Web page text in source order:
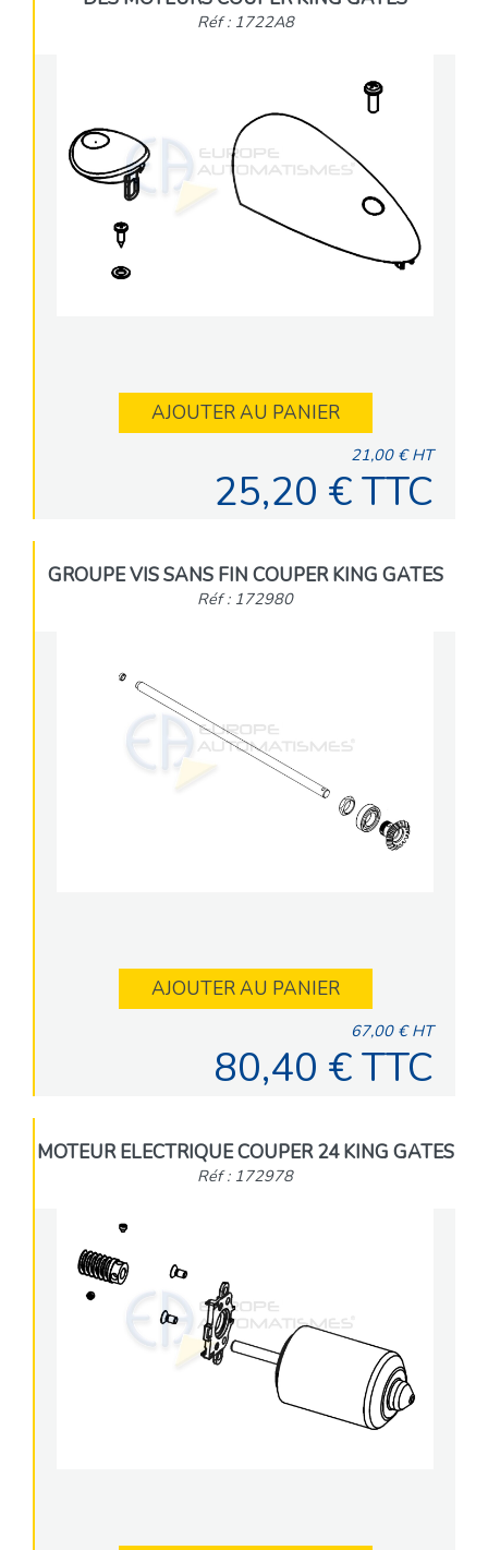
Réf : 1722A8
AJOUTER AU PANIER
21,00 € HT
25,20 € TTC
GROUPE VIS SANS FIN COUPER KING GATES
Réf : 172980
AJOUTER AU PANIER
67,00 € HT
80,40 € TTC
MOTEUR ELECTRIQUE COUPER 24 KING GATES
Réf : 172978